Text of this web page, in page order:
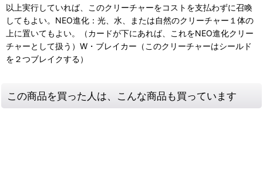
以上実行していれば、このクリーチャーをコストを支払わずに召喚
してもよい。NEO進化：光、水、または自然のクリーチャー１体の
上に置いてもよい。（カードが下にあれば、これをNEO進化クリー
チャーとして扱う）W・ブレイカー（このクリーチャーはシールド
を２つブレイクする）
この商品を買った人は、こんな商品も買っています